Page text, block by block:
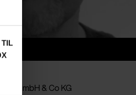
TIL
GmbH & Co KG